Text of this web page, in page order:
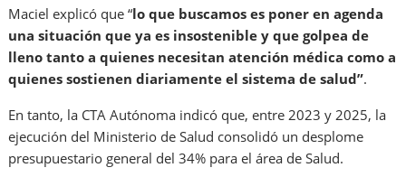
Maciel explicó que “lo que buscamos es poner en agenda
una situación que ya es insostenible y que golpea de
lleno tanto a quienes necesitan atención médica como a
quienes sostienen diariamente el sistema de salud”.
En tanto, la CTA Autónoma indicó que, entre 2023 y 2025, la
ejecución del Ministerio de Salud consolidó un desplome
presupuestario general del 34% para el área de Salud.